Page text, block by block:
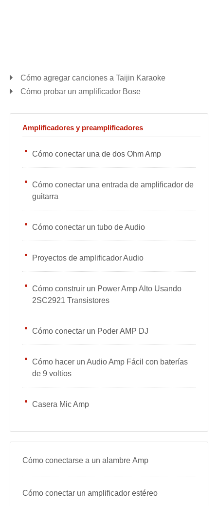
Cómo agregar canciones a Taijin Karaoke
Cómo probar un amplificador Bose
Amplificadores y preamplificadores
Cómo conectar una de dos Ohm Amp
Cómo conectar una entrada de amplificador de
guitarra
Cómo conectar un tubo de Audio
Proyectos de amplificador Audio
Cómo construir un Power Amp Alto Usando
2SC2921 Transistores
Cómo conectar un Poder AMP DJ
Cómo hacer un Audio Amp Fácil con baterías
de 9 voltios
Casera Mic Amp
Cómo conectarse a un alambre Amp
Cómo conectar un amplificador estéreo